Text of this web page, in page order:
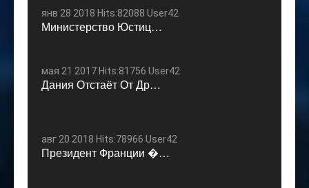
янв 28 2018 Hits:82088 User42
Министерство Юстиц…
мая 21 2017 Hits:81756 User42
Дания Отстаёт От Др…
авг 20 2018 Hits:78966 User42
Президент Франции �…